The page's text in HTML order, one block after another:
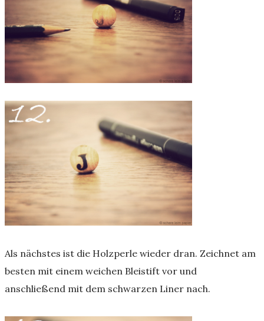
Als nächstes ist die Holzperle wieder dran. Zeichnet am
besten mit einem weichen Bleistift vor und
anschließend mit dem schwarzen Liner nach.